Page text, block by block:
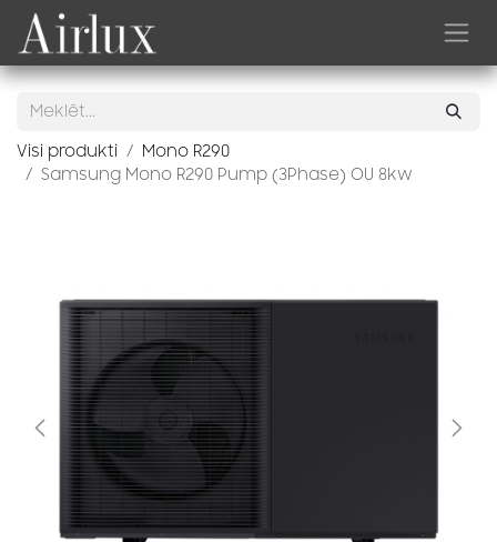
Skip to Content
Visi produkti
Mono R290
Samsung Mono R290 Pump (3Phase) OU 8kw